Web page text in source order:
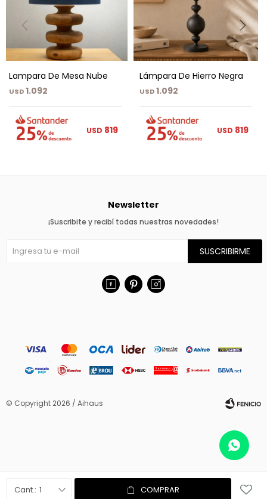
1 COMPRAR
Lampara De Mesa Nube
USD1.092
USD 819
Lámpara De Hierro Negra
USD1.092
USD 819
Newsletter
¡Suscribite y recibí todas nuestras novedades!
SUSCRIBIRME
  
© Copyright 2026 / Aihaus
Fenicio